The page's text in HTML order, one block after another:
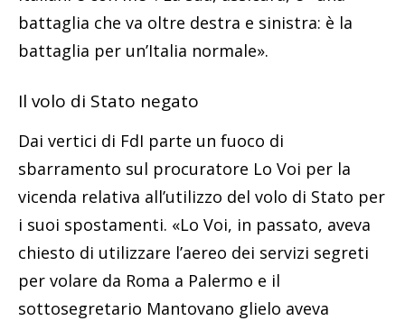
battaglia che va oltre destra e sinistra: è la
battaglia per un’Italia normale».
Il volo di Stato negato
Dai vertici di FdI parte un fuoco di
sbarramento sul procuratore Lo Voi per la
vicenda relativa all’utilizzo del volo di Stato per
i suoi spostamenti. «Lo Voi, in passato, aveva
chiesto di utilizzare l’aereo dei servizi segreti
per volare da Roma a Palermo e il
sottosegretario Mantovano glielo aveva